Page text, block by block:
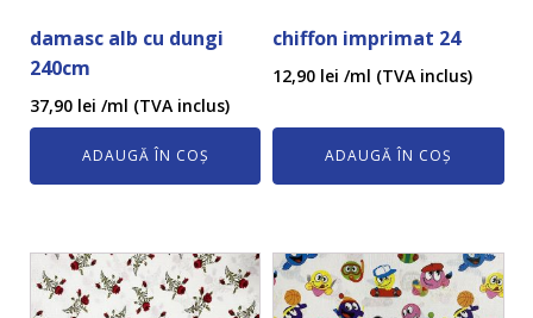
damasc alb cu dungi
240cm
37,90 lei /ml (TVA inclus)
ADAUGĂ ÎN COȘ
chiffon imprimat 24
12,90 lei /ml (TVA inclus)
ADAUGĂ ÎN COȘ